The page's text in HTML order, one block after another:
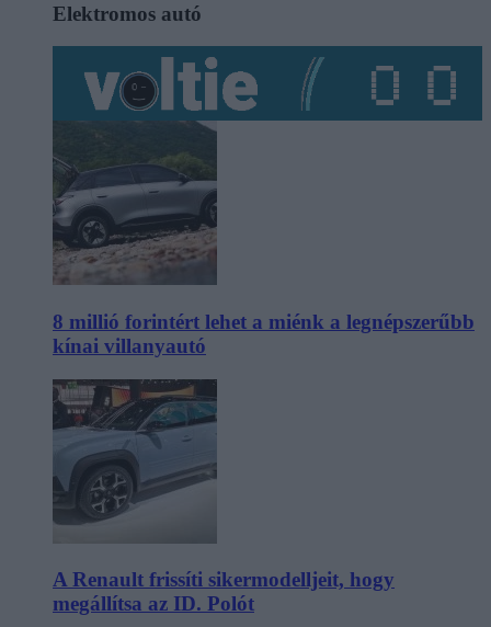
Elektromos autó
8 millió forintért lehet a miénk a legnépszerűbb
kínai villanyautó
A Renault frissíti sikermodelljeit, hogy
megállítsa az ID. Polót